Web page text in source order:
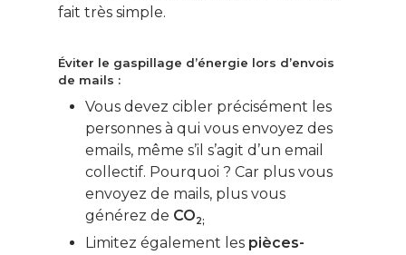
fait très simple.
Éviter le gaspillage d’énergie lors d’envois
de mails :
Vous devez cibler précisément les
personnes à qui vous envoyez des
emails, même s’il s’agit d’un email
collectif. Pourquoi ? Car plus vous
envoyez de mails, plus vous
générez de CO2;
Limitez également les pièces-